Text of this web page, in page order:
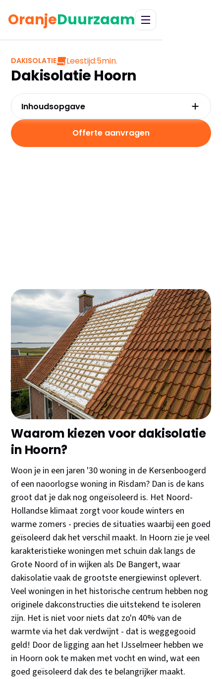
OranjeDuurzaam
DAKISOLATIE Leestijd:5min.
Dakisolatie Hoorn
Woon je in Hoorn en wil je serieus besparen op je
energierekening? Dakisolatie kan je jaarlijks €300-
500 besparen op gas en elektra. Met de huidige
energieprijzen verdien je je investering binnen 6-8
jaar terug, en de komende 30 jaar profiteer je van
lagere maandlasten!
Waarom kiezen voor dakisolatie
in Hoorn?
Woon je in een jaren '30 woning in de Kersenboogerd
of een naoorlogse woning in Risdam? Dan is de kans
groot dat je dak nog ongeïsoleerd is. Het Noord-
Hollandse klimaat zorgt voor koude winters en
warme zomers - precies de situaties waarbij een goed
geïsoleerd dak het verschil maakt. In Hoorn zie je veel
karakteristieke woningen met schuin dak langs de
Grote Noord of in wijken als De Bangert, waar
dakisolatie vaak de grootste energiewinst oplevert.
Veel woningen in het historische centrum hebben nog
originele dakconstructies die uitstekend te isoleren
zijn. Het is niet voor niets dat zo'n 40% van de
warmte via het dak verdwijnt - dat is weggegooid
geld! Door de ligging aan het IJsselmeer hebben we
in Hoorn ook te maken met vocht en wind, wat een
goed geïsoleerd dak des te belangrijker maakt.
Inhoudsopgave
Waarom kiezen voor dakisolatie in Hoorn?
Kosten en besparingen
Subsidies in Hoorn
Offerte aanvragen